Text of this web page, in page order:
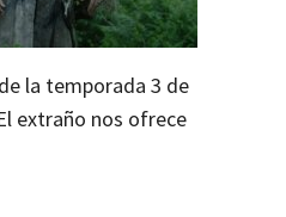
la temporada 3 de
extraño nos ofrece